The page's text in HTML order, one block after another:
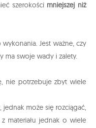
szerokości mniejszej niż
Jest ważne, czy
ma swoje wady i zalety.
nie potrzebuje zbyt wiele
jednak może się rozciągać,
materiału jednak o wiele